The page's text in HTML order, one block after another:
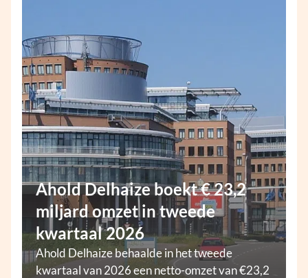
Ahold Delhaize boekt € 23,2
miljard omzet in tweede
kwartaal 2026
Ahold Delhaize behaalde in het tweede
kwartaal van 2026 een netto-omzet van €23,2